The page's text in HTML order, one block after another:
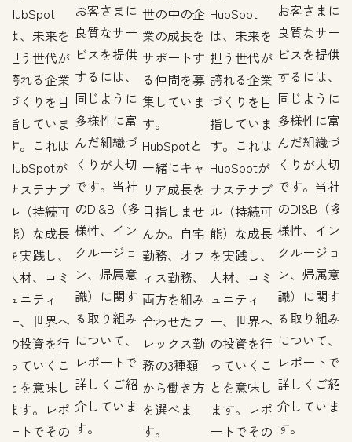
HubSpot
は、未来を
担う世代が
誇れる企業
づくりを目
指していま
す。これは
HubSpotが
サステナブ
ル（持続可
能）な成長
を実践し、
人材、コミ
ュニティ
ー、世界へ
の投資を行
っていくこ
とを意味し
ます。レポ
ートでその
お客さまに
良質なサー
ビスを提供
するには、
同じように
多様性に富
んだ組織づ
くりが大切
です。当社
のDI&B（多
様性、イン
クルージョ
ン、帰属意
識）に関す
る取り組み
について、
レポートで
詳しくご紹
介していま
す。
世の中の企
業の成長を
サポートす
る仲間を募
集していま
す。
HubSpotと
一緒にキャ
リア成長を
目指しませ
んか。自宅
勤務、オフ
ィス勤務、
両方を組み
合わせたフ
レックス勤
務の3種類
から働き方
を選べま
す。
HubSpot
は、未来を
担う世代が
誇れる企業
づくりを目
指していま
す。これは
HubSpotが
サステナブ
ル（持続可
能）な成長
を実践し、
人材、コミ
ュニティ
ー、世界へ
の投資を行
っていくこ
とを意味し
ます。レポ
ートでその
お客さまに
良質なサー
ビスを提供
するには、
同じように
多様性に富
んだ組織づ
くりが大切
です。当社
のDI&B（多
様性、イン
クルージョ
ン、帰属意
識）に関す
る取り組み
について、
レポートで
詳しくご紹
介していま
す。